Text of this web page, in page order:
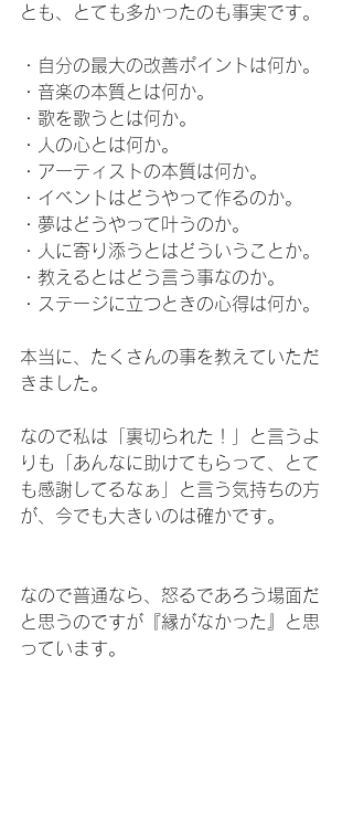
とも、とても多かったのも事実です。
・自分の最大の改善ポイントは何か。
・音楽の本質とは何か。
・歌を歌うとは何か。
・人の心とは何か。
・アーティストの本質は何か。
・イベントはどうやって作るのか。
・夢はどうやって叶うのか。
・人に寄り添うとはどういうことか。
・教えるとはどう言う事なのか。
・ステージに立つときの心得は何か。
本当に、たくさんの事を教えていただ
きました。
なので私は「裏切られた！」と言うよ
りも「あんなに助けてもらって、とて
も感謝してるなぁ」と言う気持ちの方
が、今でも大きいのは確かです。
なので普通なら、怒るであろう場面だ
と思うのですが『縁がなかった』と思
っています。